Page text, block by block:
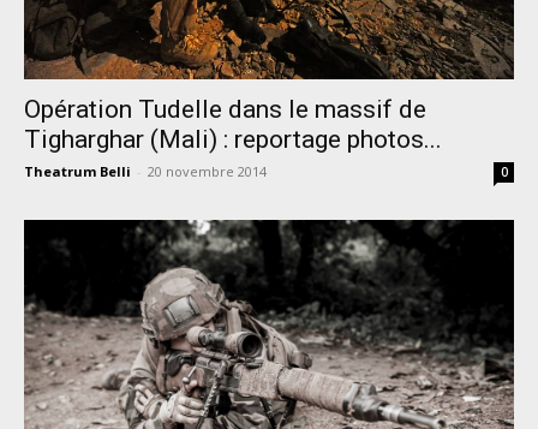
Opération Tudelle dans le massif de
Tigharghar (Mali) : reportage photos...
Theatrum Belli - 20 novembre 2014 0